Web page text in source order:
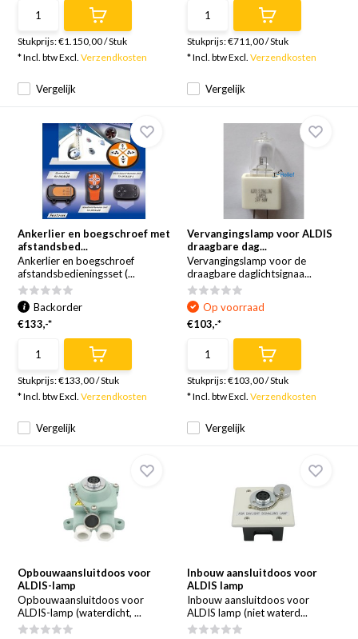
Vergelijk
Stukprijs:€1.150,00/Stuk
* Incl. btw Excl.Verzendkosten
Vergelijk
Stukprijs:€711,00/Stuk
* Incl. btw Excl. Verzendkosten
Ankerlier en boegschroef met
afstandsbed...
Ankerlier en boegschroef
afstandsbedieningsset (...
Vergelijk
Backorder
€133,-*
Stukprijs:€133,00/Stuk
* Incl. btw Excl.Verzendkosten
Vervangingslamp voor ALDIS
draagbare dag...
Vervangingslamp voor de
draagbare daglichtsignaa...
Vergelijk
Op voorraad
€103,-*
Stukprijs:€103,00/Stuk
* Incl. btw Excl. Verzendkosten
Opbouwaansluitdoos voor
ALDIS-lamp
Opbouwaansluitdoos voor
ALDIS-lamp (waterdicht, ...
Inbouw aansluitdoos voor
ALDIS lamp
Inbouw aansluitdoos voor
ALDIS lamp (niet waterd...